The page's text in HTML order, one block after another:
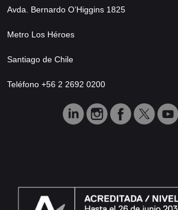
Avda. Bernardo O’Higgins 1825
Metro Los Héroes
Santiago de Chile
Teléfono +56 2 2692 0200